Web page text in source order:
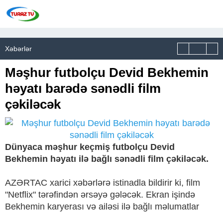
Xəbərlər
Məşhur futbolçu Devid Bekhemin
həyatı barədə sənədli film
çəkiləcək
Dünyaca məşhur keçmiş futbolçu Devid
Bekhemin həyatı ilə bağlı sənədli film çəkiləcək.
AZƏRTAC xarici xəbərlərə istinadla bildirir ki, film
"Netflix" tərəfindən ərsəyə gələcək. Ekran işində
Bekhemin karyerası və ailəsi ilə bağlı məlumatlar